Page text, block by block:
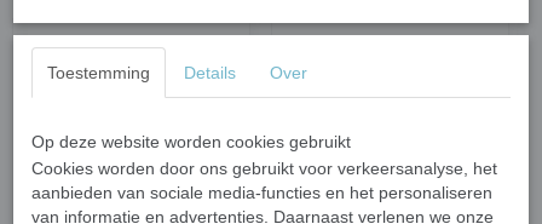
Toestemming Details Over
Op deze website worden cookies gebruikt
Cookies worden door ons gebruikt voor verkeersanalyse, het
aanbieden van sociale media-functies en het personaliseren
van informatie en advertenties. Daarnaast verlenen we onze